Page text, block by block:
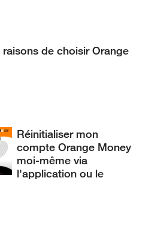
de choisir Orange
Réinitialiser mon
compte Orange Money
moi-même via
l'application ou le